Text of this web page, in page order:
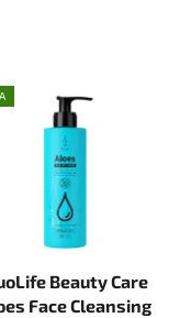
Beauty Care
Face Cleansing